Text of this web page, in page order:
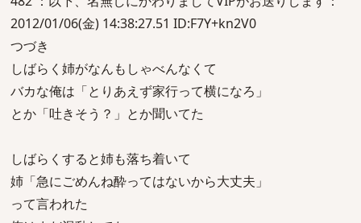
2012/01/06(金) 14:38:27.51 ID:F7Y+kn2V0
つづき
しばらく姉がなんもしゃべんなくて
バカな俺は「とりあえず家行って横になろ」
とか「吐きそう？」とか聞いてた
しばらくすると姉も落ち着いて
姉「急にごめんね酔ってはないから大丈夫」
って言われた